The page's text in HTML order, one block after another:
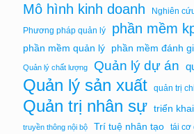
Mô hình kinh doanh
Nghiên
Phương pháp quản lý
phần mềm
phần mềm quản lý phần mềm đánh
Quản lý chất lượng Quản lý dự án
Quản lý sản xuất quản trị
Quản trị nhân sự triển
truyền thông nội bộ Trí tuệ nhân tạo tái cơ